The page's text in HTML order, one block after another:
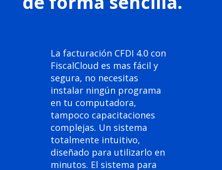
La facturación CFDI 4.0 con
FiscalCloud es mas fácil y
segura, no necesitas
instalar ningún programa
en tu computadora,
tampoco capacitaciones
complejas. Un sistema
totalmente intuitivo,
diseñado para utilizarlo en
minutos. El sistema para